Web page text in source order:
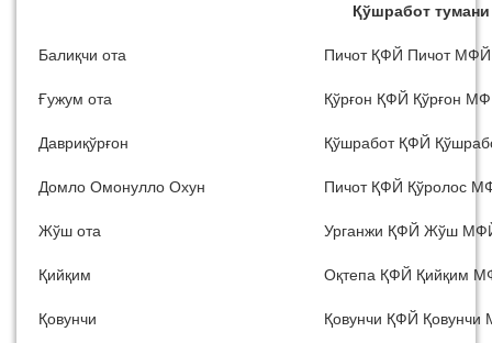
Қўшработ тумани
Балиқчи ота Пичот ҚФЙ Пичот МФЙ
Ғужум ота Қўрғон ҚФЙ Қўрғон
Давриқўрғон Қўшработ ҚФЙ
Домло Омонулло Охун Пичот ҚФЙ Қўролос
Жўш ота Урганжи ҚФЙ Жўш
Қийқим Оқтепа ҚФЙ Қийқим
Қовунчи Қовунчи ҚФЙ